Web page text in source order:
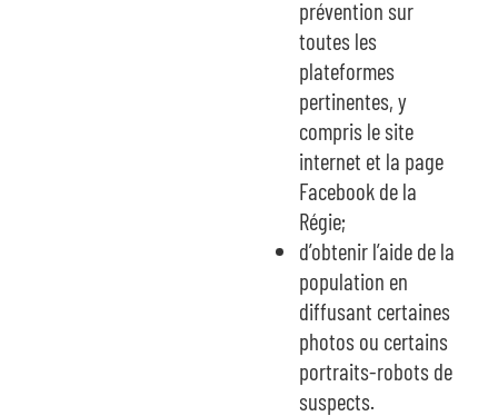
prévention sur
toutes les
plateformes
pertinentes, y
compris le site
internet et la page
Facebook de la
Régie;
d’obtenir l’aide de la
population en
diffusant certaines
photos ou certains
portraits-robots de
suspects.